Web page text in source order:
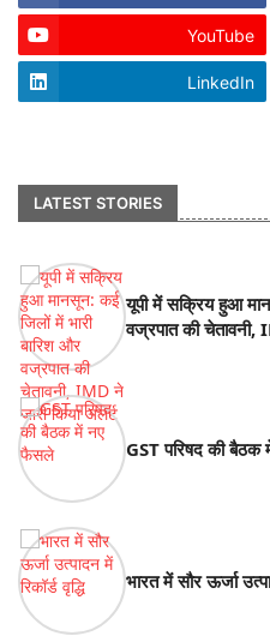
YouTube
LinkedIn
LATEST STORIES
यूपी में सक्रिय हुआ
वज्रपात की चेतावनी,
GST परिषद की
भारत में सौर ऊर्जा